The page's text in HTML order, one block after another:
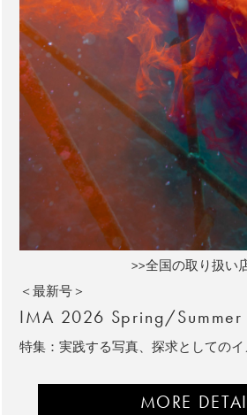
>>全国の取り扱い
＜最新号＞
IMA 2026 Spring/Summer
特集：実践する写真、探求としてのイ
MORE